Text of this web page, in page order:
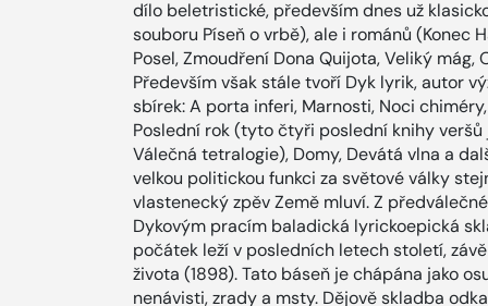
dílo beletristické, především dnes už
souboru Píseň o vrbě), ale i románů (Konec
Posel, Zmoudření Dona Quijota, Veliký
Především však stále tvoří Dyk lyrik, autor
sbírek: A porta inferi, Marnosti, Noci
Poslední rok (tyto čtyři poslední knihy
Válečná tetralogie), Domy, Devátá vlna a
velkou politickou funkci za světové války
vlastenecký zpěv Země mluví. Z
Dykovým pracím baladická lyrickoepická
počátek leží v posledních letech století,
života (1898). Tato báseň je chápána jako
nenávisti, zrady a msty. Dějově skladba